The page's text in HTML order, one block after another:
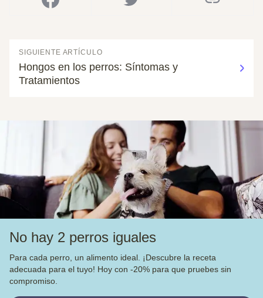
SIGUIENTE ARTÍCULO
Hongos en los perros: Síntomas y
Tratamientos
No hay 2 perros iguales
Para cada perro, un alimento ideal. ¡Descubre la receta
adecuada para el tuyo! Hoy con -20% para que pruebes sin
compromiso.